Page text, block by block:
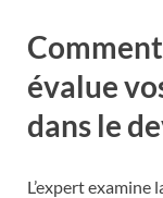
évalue
dans le
L’expert examine